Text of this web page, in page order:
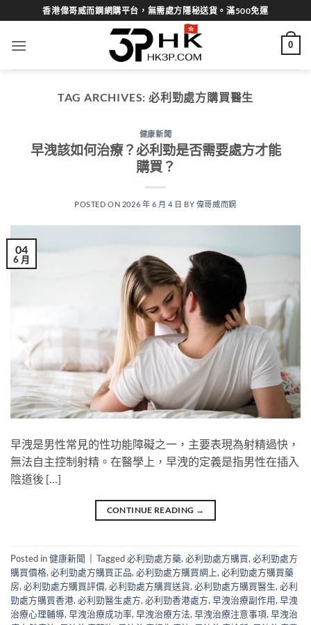
to
content
香港偉哥威而鋼網購平台，無需處方隱秘送貨。滿500免運
0
TAG ARCHIVES: 必利勁處方購買醫生
健康新聞
早洩該如何治療？必利勁是否需要處方才能
購買？
POSTED ON 2026 年 6 月 4 日 BY 偉哥威而鋼
04
6 月
早洩是男性常見的性功能障礙之一，主要表現為射精過快，
無法自主控制射精。在醫學上，早洩的定義是指男性在插入
陰道後 […]
CONTINUE READING →
Posted in健康新聞 Tagged必利勁處方藥, 必利勁處方購買, 必利勁處方
購買價格, 必利勁處方購買正品, 必利勁處方購買網上, 必利勁處方購買藥
房, 必利勁處方購買評價, 必利勁處方購買送貨, 必利勁處方購買醫生, 必利
勁處方購買香港, 必利勁醫生處方, 必利勁香港處方, 早洩治療副作用, 早洩
治療心理輔導, 早洩治療成功率, 早洩治療方法, 早洩治療注意事項, 早洩治